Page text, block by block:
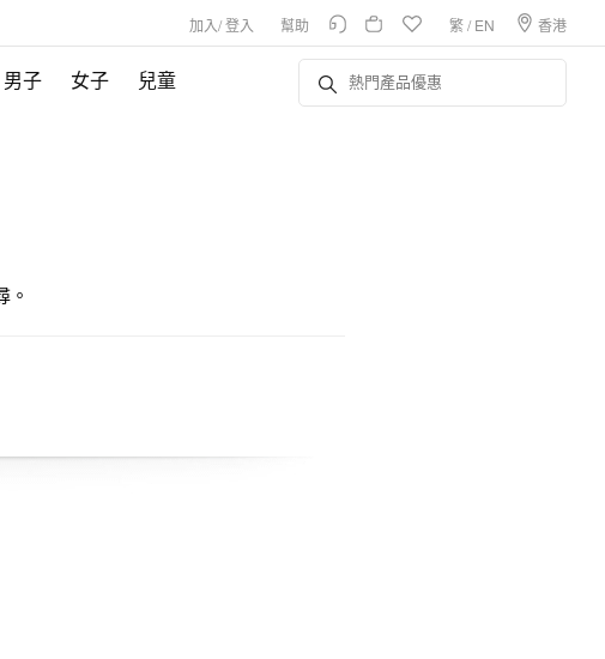
加入/登入 幫助 繁/ EN 香港
男子 女子 兒童
。